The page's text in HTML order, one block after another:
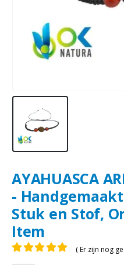
AYAHUASCA
-
Stuk en Stof,
Item
( Er zijn nog